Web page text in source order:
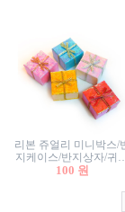
리본 쥬얼리 미니박스/
지케이스/반지상자/귀
이상자/귀걸이박스/악세
100 원